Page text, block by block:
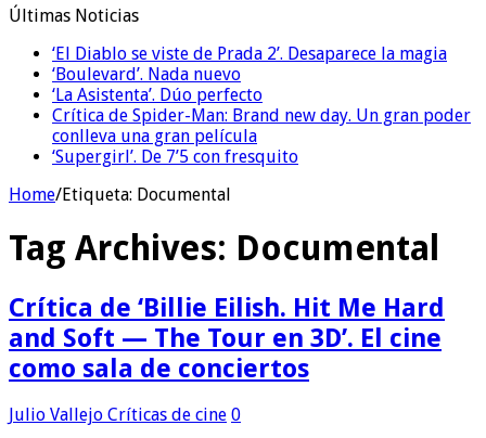
Últimas Noticias
‘El Diablo se viste de Prada 2’. Desaparece la magia
‘Boulevard’. Nada nuevo
‘La Asistenta’. Dúo perfecto
Crítica de Spider-Man: Brand new day. Un gran poder
conlleva una gran película
‘Supergirl’. De 7’5 con fresquito
Home/Etiqueta: Documental
Tag Archives: Documental
Crítica de ‘Billie Eilish. Hit Me Hard
and Soft — The Tour en 3D’. El cine
como sala de conciertos
Julio Vallejo Críticas de cine 0